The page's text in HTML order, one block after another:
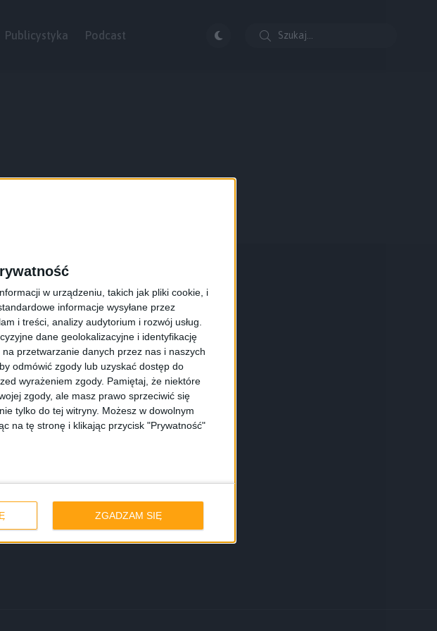
w urządzeniu, takich jak pliki cookie, i
informacje wysyłane przez
i treści, analizy audytorium i rozwój usług.
dane geolokalizacyjne i identyfikację
przetwarzanie danych przez nas i naszych
odmówić zgody lub uzyskać dostęp do
wyrażeniem zgody. Pamiętaj, że niektóre
zgody, ale masz prawo sprzeciwić się
tylko do tej witryny. Możesz w dowolnym
na tę stronę i klikając przycisk "Prywatność"
ZGADZAM SIĘ
Publicystyka Podcast